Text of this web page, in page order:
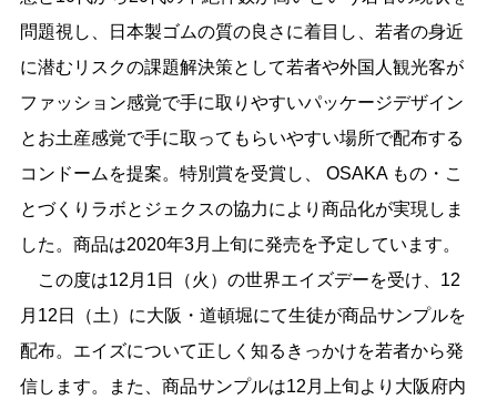
問題視し、日本製ゴムの質の良さに着目し、若者の身近
に潜むリスクの課題解決策として若者や外国人観光客が
ファッション感覚で手に取りやすいパッケージデザイン
とお土産感覚で手に取ってもらいやすい場所で配布する
コンドームを提案。特別賞を受賞し、 OSAKA もの・こ
とづくりラボとジェクスの協力により商品化が実現しま
した。商品は2020年3月上旬に発売を予定しています。
この度は12月1日（火）の世界エイズデーを受け、12
月12日（土）に大阪・道頓堀にて生徒が商品サンプルを
配布。エイズについて正しく知るきっかけを若者から発
信します。また、商品サンプルは12月上旬より大阪府内